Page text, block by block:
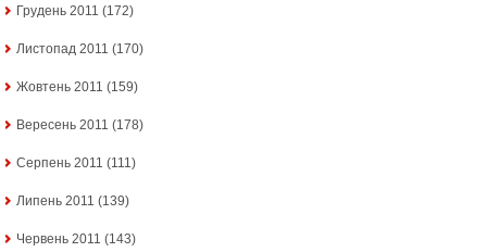
Грудень 2011 (172)
Листопад 2011 (170)
Жовтень 2011 (159)
Вересень 2011 (178)
Серпень 2011 (111)
Липень 2011 (139)
Червень 2011 (143)